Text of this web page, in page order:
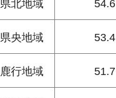
県北地域 54.6
県央地域 53.4
鹿行地域 51.7